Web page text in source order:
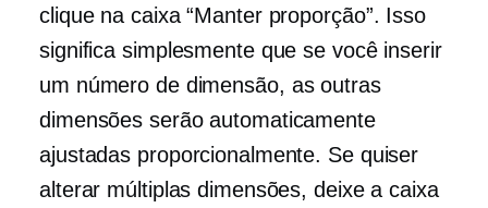
clique na caixa “Manter proporção”. Isso
significa simplesmente que se você inserir
um número de dimensão, as outras
dimensões serão automaticamente
ajustadas proporcionalmente. Se quiser
alterar múltiplas dimensões, deixe a caixa